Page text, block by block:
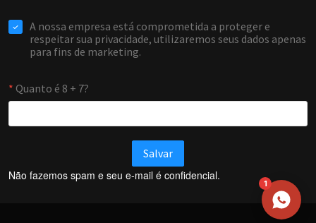
Não fazemos spam e seu e-mail é confidencial.
WHATSAPP / TELEFONE
1